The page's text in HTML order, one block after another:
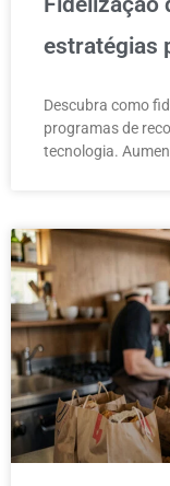
estratégias
Descubra como
programas de
tecnologia.